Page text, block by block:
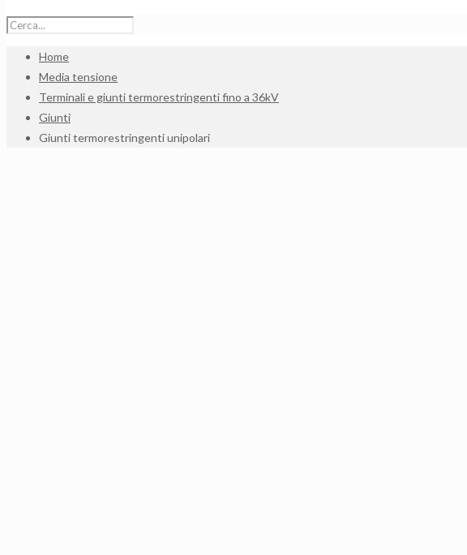
Home
Media tensione
Terminali e giunti termorestringenti fino a 36kV
Giunti
Giunti termorestringenti unipolari